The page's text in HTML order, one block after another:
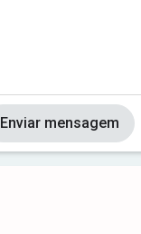
Enviar mensagem